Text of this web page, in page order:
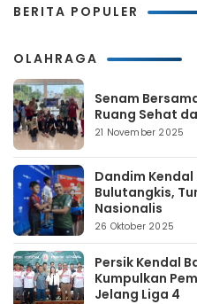
BERITA POPULER
OLAHRAGA
Senam
Ruang Sehat
21 November 2025
Dandim
Bulutangkis,
Nasionalis
26 Oktober 2025
Persik Kendal
Kumpulkan
Jelang Liga 4